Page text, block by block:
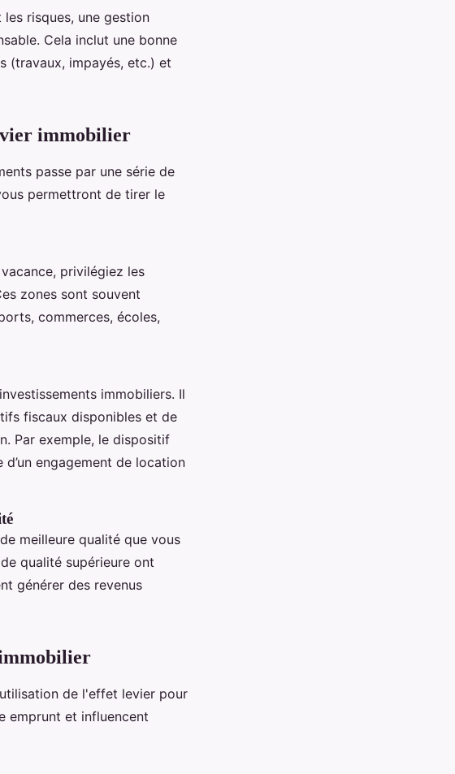
risques, une gestion
Cela inclut une bonne
(travaux, impayés, etc.) et
immobilier
passe par une série de
permettront de tirer le
privilégiez les
zones sont souvent
commerces, écoles,
immobiliers. Il
fiscaux disponibles et de
Par exemple, le dispositif
engagement de location
meilleure qualité que vous
qualité supérieure ont
générer des revenus
de l'effet levier pour
emprunt et influencent